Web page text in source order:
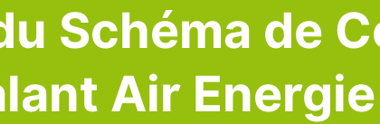
Schéma de
Air